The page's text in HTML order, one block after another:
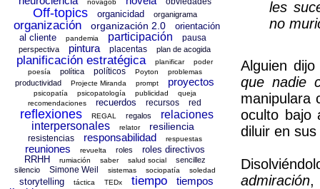
les
no
Alguien
que nadie
manipulara
oculto bajo
diluir en
admiración,
novagob
Off-topics organicidad organigrama
organización organización 2.0
orientación
al cliente
pandemia participación pausa
perspectiva pintura placentas plan de acogida
planificación estratégica planificar
poder
poesía
política políticos Poyton problemas
productividad Projecte Miranda prompt proyectos
psicopatía psicopatología publicidad
queja
recomendaciones
recuerdos recursos red
reflexiones REGAL regalos
relaciones
interpersonales
relator resiliencia
resistencias responsabilidad respuestas
reuniones revuelta roles
roles directivos
RRHH
rumiación saber salud social
sencillez
silencio
Simone Weil sistemas sociopatía soledad
storytelling táctica TEDx tiempo
tiempos